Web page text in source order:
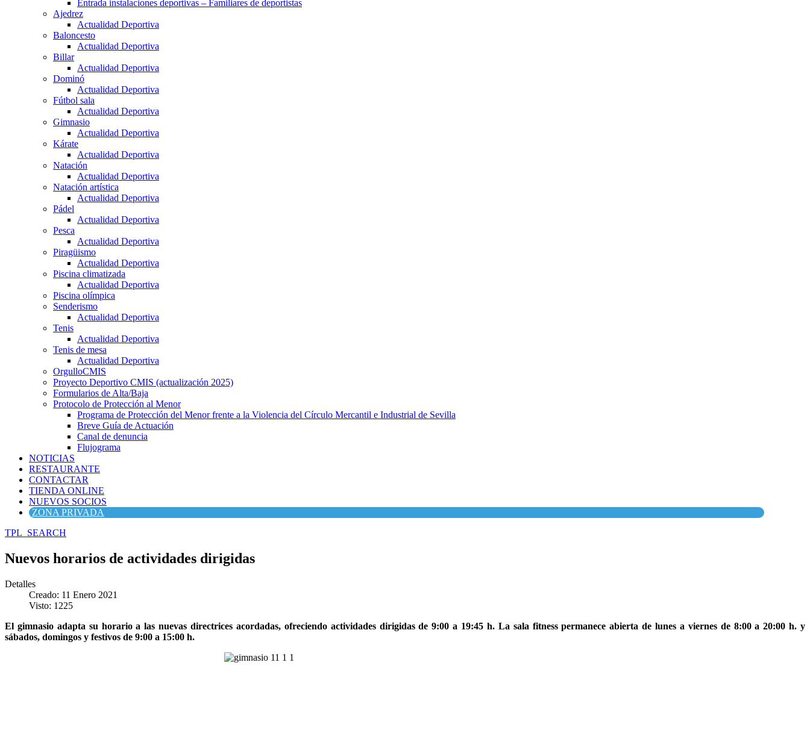
Entrada instalaciones deportivas – Familiares de deportistas
Ajedrez
Actualidad Deportiva
Baloncesto
Actualidad Deportiva
Billar
Actualidad Deportiva
Dominó
Actualidad Deportiva
Fútbol sala
Actualidad Deportiva
Gimnasio
Actualidad Deportiva
Kárate
Actualidad Deportiva
Natación
Actualidad Deportiva
Natación artística
Actualidad Deportiva
Pádel
Actualidad Deportiva
Pesca
Actualidad Deportiva
Piragüismo
Actualidad Deportiva
Piscina climatizada
Actualidad Deportiva
Piscina olímpica
Senderismo
Actualidad Deportiva
Tenis
Actualidad Deportiva
Tenis de mesa
Actualidad Deportiva
OrgulloCMIS
Proyecto Deportivo CMIS (actualización 2025)
Formularios de Alta/Baja
Protocolo de Protección al Menor
Programa de Protección del Menor frente a la Violencia del Círculo Mercantil e Industrial de Sevilla
Breve Guía de Actuación
Canal de denuncia
Flujograma
NOTICIAS
RESTAURANTE
CONTACTAR
TIENDA ONLINE
NUEVOS SOCIOS
ZONA PRIVADA
TPL_SEARCH
Nuevos horarios de actividades dirigidas
Detalles
Creado: 11 Enero 2021
Visto: 1225
El gimnasio adapta su horario a las nuevas directrices acordadas, ofreciendo actividades dirigidas de 9:00 a 19:45 h. La sala fitness permanece abierta de lunes a viernes de 8:00 a 20:00 h. y
sábados, domingos y festivos de 9:00 a 15:00 h.